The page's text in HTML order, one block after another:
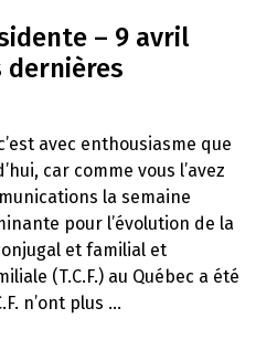
– 9 avril
dernières
avec enthousiasme que
car comme vous l’avez
la semaine
pour l’évolution de la
et familial et
(T.C.F.) au Québec a été
n’ont plus ...